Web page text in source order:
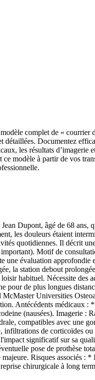
complet de «
détaillées. Documentez
les résultats
modèle à partir de vos
Dupont, âgé de 68
les douleurs étaient
quotidiennes. Il décrit
Motif de
une évaluation
la station debout
habituel. Nécessite
pour de plus longues
Universities
Antécédents médicaux
(nausées). Imagerie
compatibles avec une
de corticoïdes
significatif sur sa
pose de prothèse
Risques associés
chirurgicale à long